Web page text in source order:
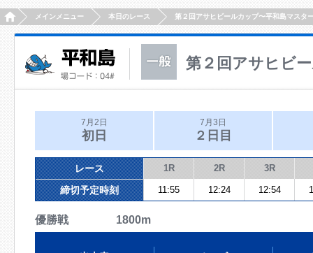
HOMEメインメニュー 本日のレース 第２回アサヒビールカップ〜平和島マスタ
第２回アサヒビ
7月2日
初日
7月3日
２日目
レース 1R 2R 3R
締切予定時刻 11:55 12:24 12:54
優勝戦 1800m